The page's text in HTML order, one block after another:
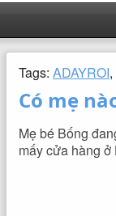
Tags: ADAYROI,
Có mẹ
Mẹ bé Bống
mấy cửa hàng